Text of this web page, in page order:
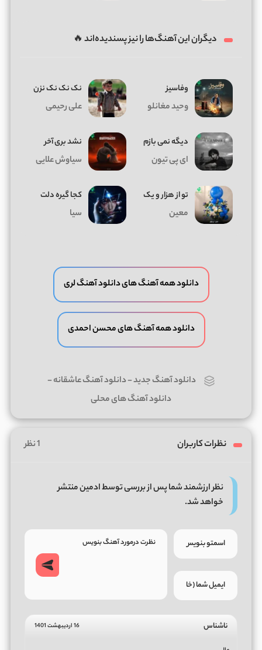
دیگران این آهنگ‌ها را نیز پسندیده‌اند 🔥
وفاسیز
وحید مغانلو
نک نک نک نزن
علی رحیمی
دیگه نمی بازم
ای پی تیون
نشد بری آخر
سیاوش علایی
تو از هزار و یک
معین
کجا گیره دلت
سیا
دانلود همه آهنگ های دانلود آهنگ لری
دانلود همه آهنگ های محسن احمدی
دانلود آهنگ جدید-دانلود آهنگ عاشقانه-
دانلود آهنگ های محلی
نظرات کاربران 1 نظر
نظر ارزشمند شما پس از بررسی توسط ادمین منتشر
خواهد شد.
ناشناس 16 اردیبهشت 1401